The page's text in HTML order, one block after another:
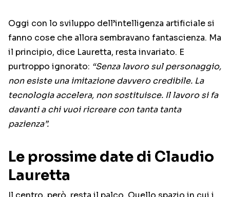
Oggi con lo sviluppo dell’intelligenza artificiale si
fanno cose che allora sembravano fantascienza. Ma
il principio, dice Lauretta, resta invariato. E
purtroppo ignorato: “Senza lavoro sul personaggio,
non esiste una imitazione davvero credibile. La
tecnologia accelera, non sostituisce. Il lavoro si fa
davanti a chi vuoi ricreare con tanta tanta
pazienza”.
Le prossime date di Claudio
Lauretta